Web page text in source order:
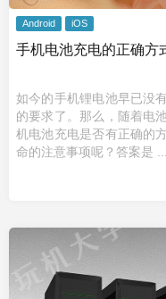
Android iOS
手机电池充电的正确方
如今的手机锂电池早已没
的要求了。那么，随着电
机电池充电是否有正确的
命的注意事项呢？答案是 ...